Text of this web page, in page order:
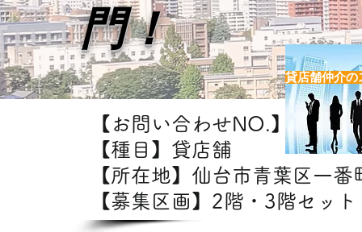
【お問い合わせNO.】H6802
【種目】貸店舗
【所在地】仙台市青葉区一
【募集区画】2階・3階セッ
門！
貸店舗仲介の